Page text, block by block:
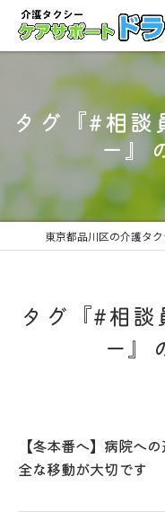
タグ『#相
ー』
タグ『#相談
ー』
【冬本番へ】病院へ
全な移動が大切です